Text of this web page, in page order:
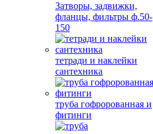
Затворы, задвижки,
фланцы, фильтры ф.50-
150
тетради и наклейки
сантехника
труба гофророванная и
фитинги